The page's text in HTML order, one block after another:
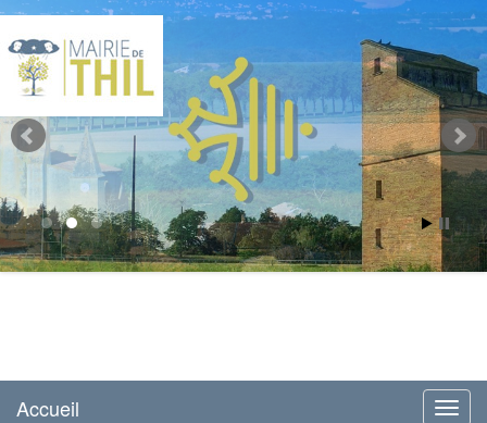
Mairie de Thil
site officiel
Menu
Accueil